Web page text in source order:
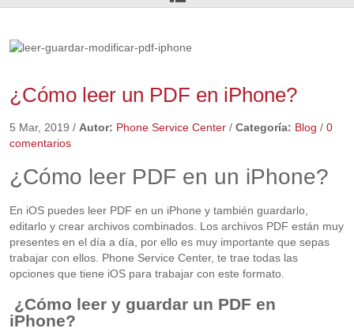
¿Cómo leer un PDF en iPhone?
5 Mar, 2019 / Autor: Phone Service Center/ Categoría: Blog / 0
comentarios
¿Cómo leer PDF en un iPhone?
En iOS puedes leer PDF en un iPhone y también guardarlo,
editarlo y crear archivos combinados. Los archivos PDF están muy
presentes en el día a día, por ello es muy importante que sepas
trabajar con ellos. Phone Service Center, te trae todas las
opciones que tiene iOS para trabajar con este formato.
¿Cómo leer y guardar un PDF en
iPhone?